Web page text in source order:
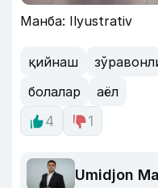
Манба: Ilyustrativ
қийнаш
болалар
аёл
4
1
Umidjon